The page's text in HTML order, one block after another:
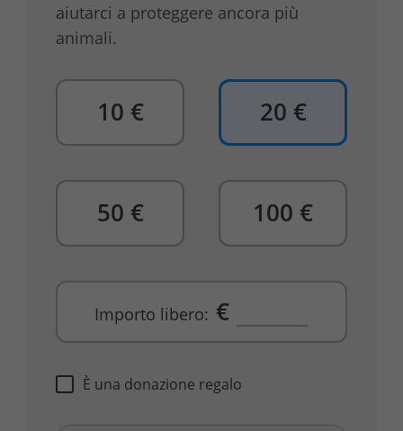
aiutarci a proteggere ancora più
animali.
10 € 20 €
50 € 100 €
Importo libero: €
È una donazione regalo